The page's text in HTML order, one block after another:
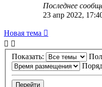
Последнее
23 апр 2022,
Новая тема
Показать: